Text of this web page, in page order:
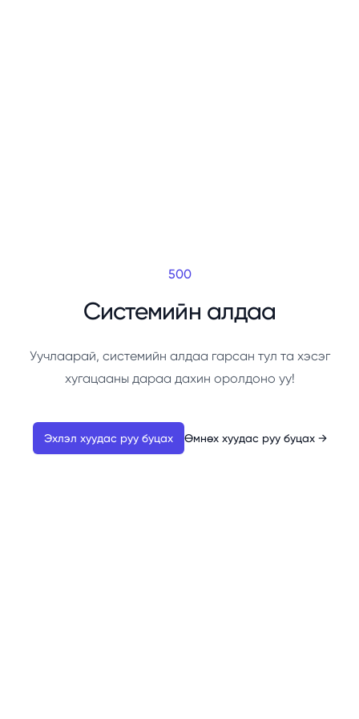
500
Системийн алдаа
Уучлаарай, системийн алдаа гарсан тул та хэсэг
хугацааны дараа дахин оролдоно уу!
Эхлэл хуудас руу буцах Өмнөх хуудас руу буцах →